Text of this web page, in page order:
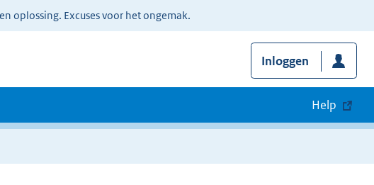
oplossing. Excuses voor het ongemak.
Inloggen
Help